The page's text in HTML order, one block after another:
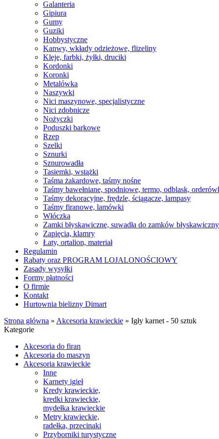
Galanteria
Gipiura
Gumy
Guziki
Hobbystyczne
Kanwy, wkłady odzieżowe, flizeliny
Kleje, farbki, żyłki, druciki
Kordonki
Koronki
Metalówka
Naszywki
Nici maszynowe, specjalistyczne
Nici zdobnicze
Nożyczki
Poduszki barkowe
Rzep
Szelki
Sznurki
Sznurowadła
Tasiemki, wstążki
Taśma żakardowe, taśmy nośne
Taśmy bawełniane, spodniowe, termo, odblask,
Taśmy dekoracyjne, frędzle, ściągacze, lampasy
Taśmy firanowe, lamówki
Włóczka
Zamki błyskawiczne, suwadła do zamków
Zapięcia, klamry
Łaty, ortalion, materiał
Regulamin
Rabaty oraz PROGRAM LOJALONOŚCIOWY
Zasady wysyłki
Formy płatności
O firmie
Kontakt
Hurtownia bielizny Dimart
Strona główna » Akcesoria krawieckie » Igły karnet - 50 sztuk
Kategorie
Akcesoria do firan
Akcesoria do maszyn
Akcesoria krawieckie
Inne
Karnety igieł
Kredy krawieckie,
kredki krawieckie,
mydełka krawieckie
Metry krawieckie,
radełka, przecinaki
Przyborniki turystyczne